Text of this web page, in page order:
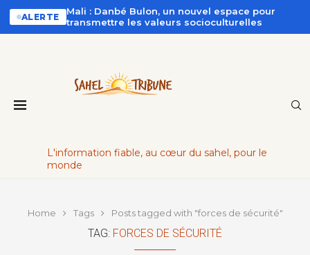
ALERTE
Mali : Danbé Bulon, un nouvel espace pour
transmettre les valeurs socioculturelles
L'information fiable, au cœur du sahel, pour le
monde
Home Tags Posts tagged with "forces de sécurité"
TAG: FORCES DE SÉCURITÉ